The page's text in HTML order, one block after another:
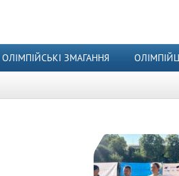
ОЛІМПІЙСЬКІ ЗМАГАННЯ